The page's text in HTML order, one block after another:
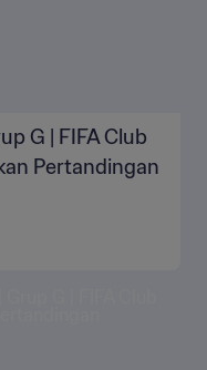
G | FIFA Club
Pertandingan